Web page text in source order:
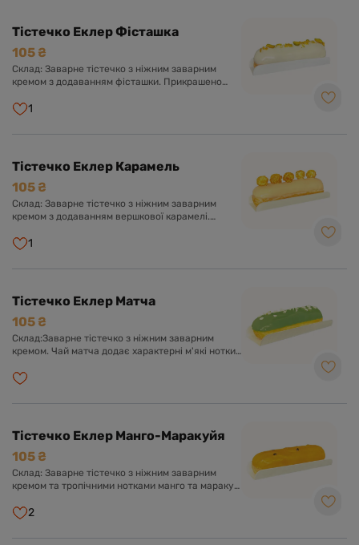
Тістечко Еклер Фісташка
105 ₴
Склад: Заварне тістечко з ніжним заварним
кремом з додаванням фісташки. Прикрашено
1
Тістечко Еклер Карамель
105 ₴
Склад: Заварне тістечко з ніжним заварним
кремом з додаванням вершкової карамелі.
попкорном.
1
Тістечко Еклер Матча
105 ₴
Склад:Заварне тістечко з ніжним заварним
кремом. Чай матча додає характерні м'які нотки
глазур'ю та білим шоколадом.
Тістечко Еклер Манго-Маракуйя
105 ₴
Склад: Заварне тістечко з ніжним заварним
кремом та тропічними нотками манго та маракуї.
екзотичних фруктів.
2